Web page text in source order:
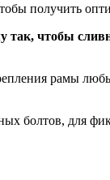
получить
так, чтобы
рамы
болтов, для